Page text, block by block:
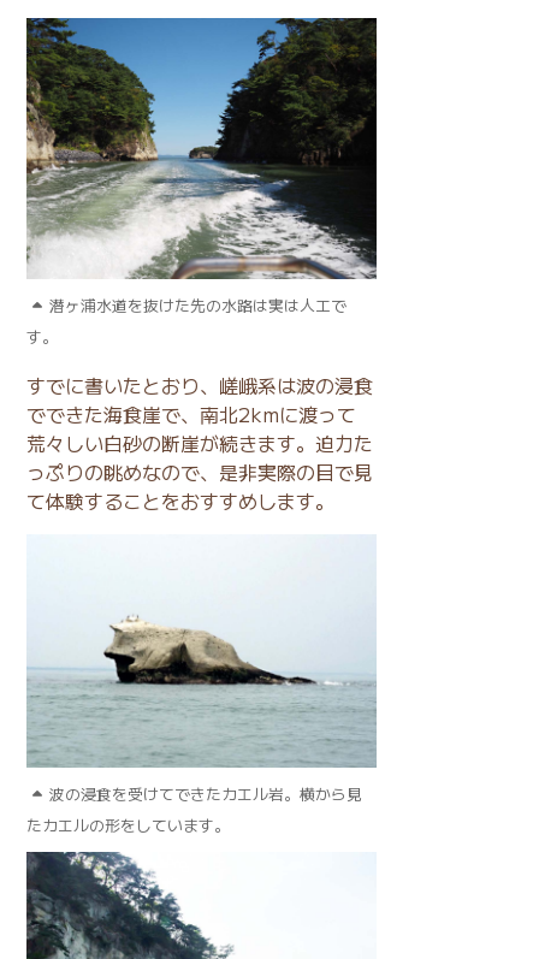
潜ヶ浦水道を抜けた先の水路は実は人工で
す。
すでに書いたとおり、嵯峨系は波の浸食
でできた海食崖で、南北2kmに渡って
荒々しい白砂の断崖が続きます。迫力た
っぷりの眺めなので、是非実際の目で見
て体験することをおすすめします。
波の浸食を受けてできたカエル岩。横から見
たカエルの形をしています。